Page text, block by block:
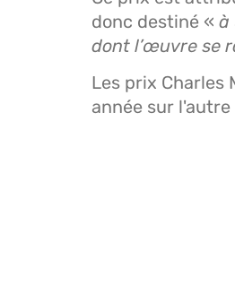
donc destiné « à
dont l’œuvre se
Les prix Charles
année sur